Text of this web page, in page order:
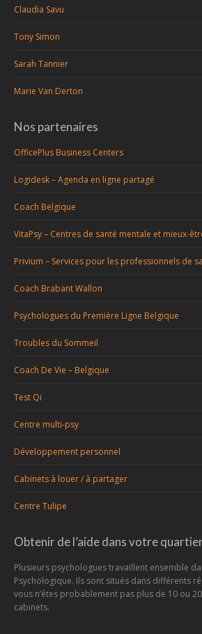
Claudia Savu
Tony Simon
Sarah Tannier
Marie Van Derton
Nos partenaires
OfficePlus Business Centers
Logidesk – Agenda en ligne partagé
Coach Belgique
VitaPsy – Centres de santé mentale et mieux-
Privium – Services pour les professionnels de
Coach Brabant Wallon
Psychologues du Première Ligne Belgique
Troubles du Sommeil
Coach De Vie – Belgique
Test Qi
Centre multi-psy
Développement personnel
Cabinets à louer / à partager
Centre Tulipe
Obtenir de l’aide dans votre
Plusieurs psychologues travaillent ensemble
Psychologique. Ils sont situés dans différents
vous n’êtes probablement pas plus de 10 ou
cabinets.